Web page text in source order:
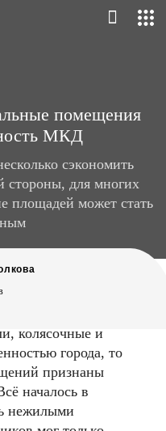
помещения
МКД
сэкономить
стороны, для многих
площадей может стать
колясочные и
города, то
признаны
началось в
нежилыми